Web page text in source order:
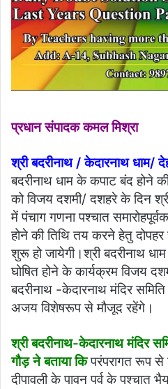
प्रधान संपादक कमल मिश्रा
श्री बदरीनाथ / केदारनाथ धाम/
बदरीनाथ धाम के कपाट बंद होने
को विजय दशमी/ दशहरे के दिन
में पंचाग गणना पश्चात
होने की तिथि तय करने हेतु
शुरू हो जायेगी।श्री बदरीनाथ
घोषित होने के कार्यक्रम विजय
बदरीनाथ -केदारनाथ मंदिर
अजय विशेषरूप से मौजूद रहेंगे।
श्री बदरीनाथ-केदारनाथ मंदिर
गौड़ ने बताया कि परंपरागत रूप से
दीपावली के पावन पर्व के पश्चात